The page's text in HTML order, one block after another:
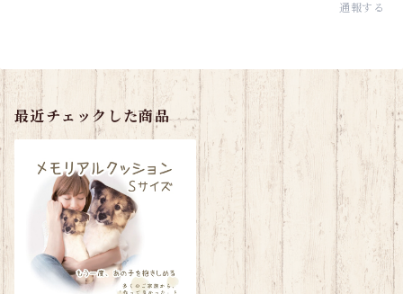
通報する
最近チェックした商品